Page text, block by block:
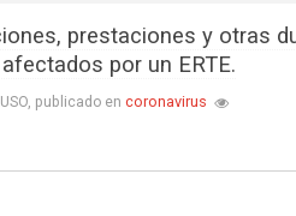
prestaciones y otras
por un ERTE.
publicado encoronavirus